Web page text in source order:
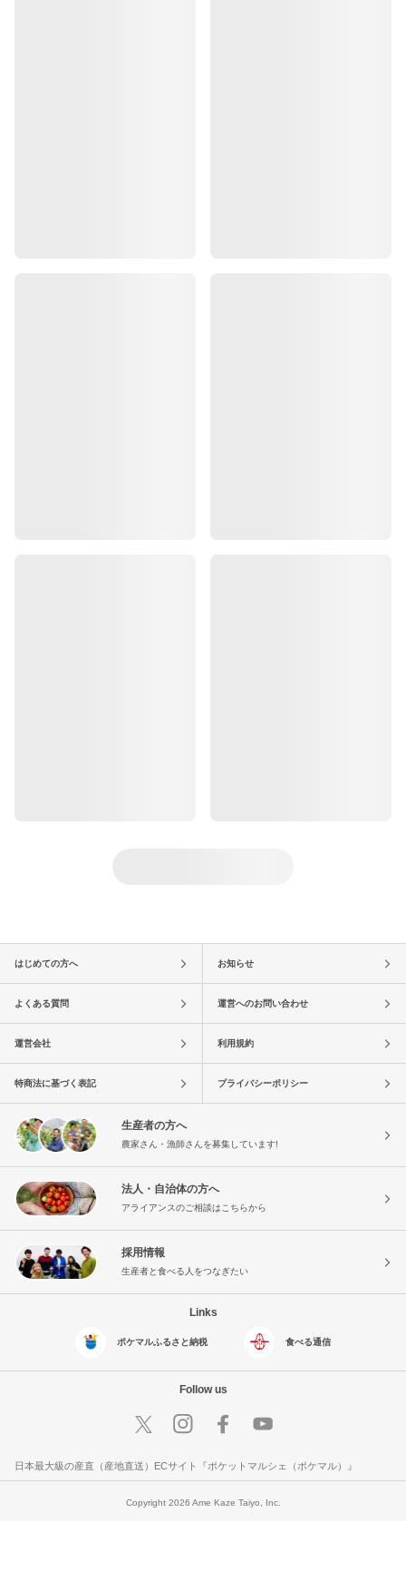
はじめての方へ お知らせ
よくある質問 運営へのお問い合わせ
運営会社 利用規約
特商法に基づく表記 プライバシーポリシー
生産者の方へ
農家さん・漁師さんを募集しています!
法人・自治体の方へ
アライアンスのご相談はこちらから
採用情報
生産者と食べる人をつなぎたい
Links
ポケマルふるさと納税 食べる通信
Follow us
日本最大級の産直（産地直送）ECサイト『ポケットマルシェ（ポケマル）』
Copyright 2026 Ame Kaze Taiyo, Inc.